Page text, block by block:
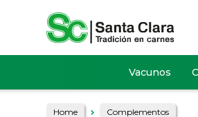
Vacunos
Home Complementos